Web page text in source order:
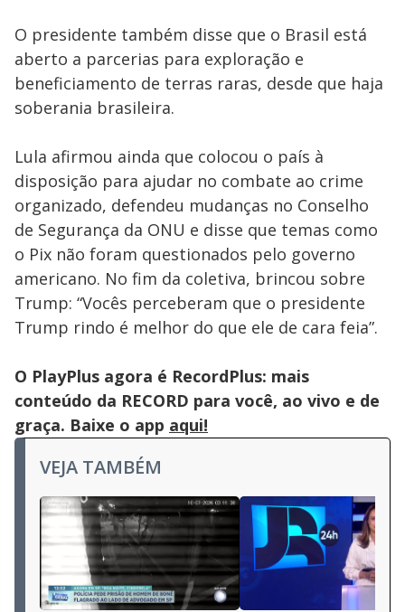
O presidente também disse que o Brasil está
aberto a parcerias para exploração e
beneficiamento de terras raras, desde que haja
soberania brasileira.
Lula afirmou ainda que colocou o país à
disposição para ajudar no combate ao crime
organizado, defendeu mudanças no Conselho
de Segurança da ONU e disse que temas como
o Pix não foram questionados pelo governo
americano. No fim da coletiva, brincou sobre
Trump: “Vocês perceberam que o presidente
Trump rindo é melhor do que ele de cara feia”.
O PlayPlus agora é RecordPlus: mais
conteúdo da RECORD para você, ao vivo e de
graça. Baixe o app aqui!
VEJA TAMBÉM